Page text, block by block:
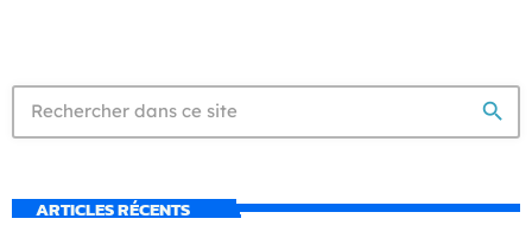
search
ARTICLES RÉCENTS